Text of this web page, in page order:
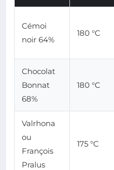
Cémoi
noir 64%
180 °C
Chocolat
Bonnat
68%
180 °C
Valrhona
ou
François
Pralus
175 °C